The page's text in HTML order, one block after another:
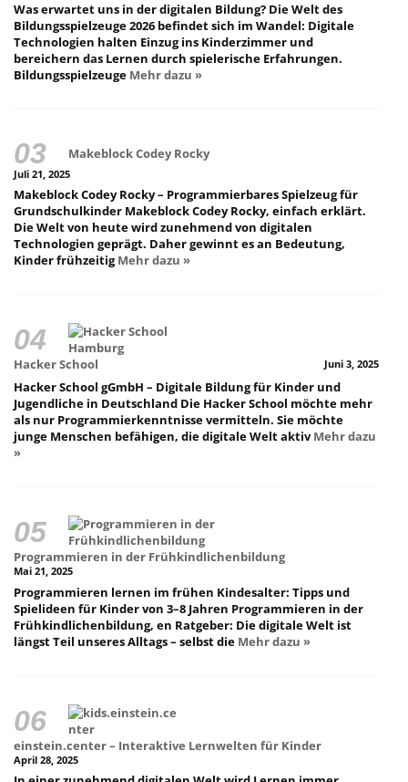
Was erwartet uns in der digitalen Bildung? Die Welt des
Bildungsspielzeuge 2026 befindet sich im Wandel: Digitale
Technologien halten Einzug ins Kinderzimmer und
bereichern das Lernen durch spielerische Erfahrungen.
Bildungsspielzeuge Mehr dazu »
Makeblock Codey Rocky
Juli 21, 2025
Makeblock Codey Rocky – Programmierbares Spielzeug für
Grundschulkinder Makeblock Codey Rocky, einfach erklärt.
Die Welt von heute wird zunehmend von digitalen
Technologien geprägt. Daher gewinnt es an Bedeutung,
Kinder frühzeitigMehr dazu »
Hacker School Juni 3, 2025
Hacker School gGmbH – Digitale Bildung für Kinder und
Jugendliche in Deutschland Die Hacker School möchte mehr
als nur Programmierkenntnisse vermitteln. Sie möchte
junge Menschen befähigen, die digitale Welt aktivMehr dazu
»
Programmieren in der Frühkindlichenbildung
Mai 21, 2025
Programmieren lernen im frühen Kindesalter: Tipps und
Spielideen für Kinder von 3–8 Jahren Programmieren in der
Frühkindlichenbildung, en Ratgeber: Die digitale Welt ist
längst Teil unseres Alltags – selbst die Mehr dazu »
einstein.center – Interaktive Lernwelten für Kinder
April 28, 2025